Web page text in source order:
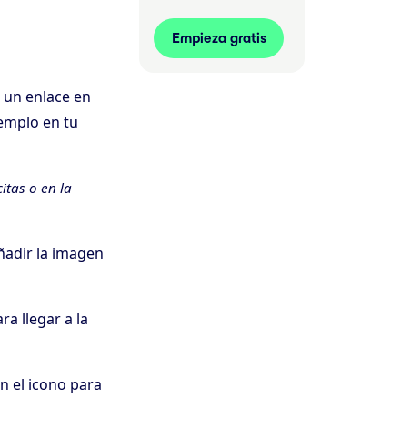
enlace en
en tu
o en la
la imagen
llegar a la
el icono para
Empieza gratis